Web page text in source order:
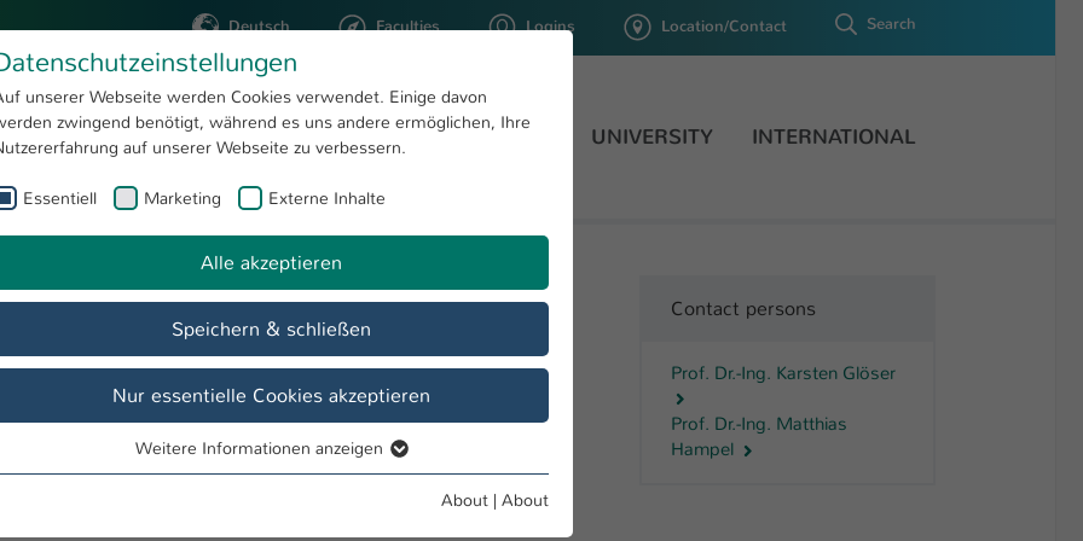
Deutsch Faculties Logins Location/Contact Search
STUDYING RESEARCH UNIVERSITY INTERNATIONAL
Absolvent*innenfeier des Fachbereichs Angewandte Ingenieurwissenschaften am Campus Kaiserslautern
Show larger version
HSKL
am
der
seine
den
Contact persons
Prof. Dr.-Ing. Karsten Glöser
Prof. Dr.-Ing. Matthias
Hampel
unserer Webseite werden Cookies verwendet. Einige davon
zwingend benötigt, während es uns andere ermöglichen, Ihre
auf unserer Webseite zu verbessern.
Essentiell Marketing Externe Inhalte
Alle akzeptieren
Speichern & schließen
Nur essentielle Cookies akzeptieren
Essentielle Cookies werden für grundlegende Funktionen der
Weitere Informationen anzeigen
About | About